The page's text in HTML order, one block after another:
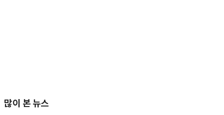
많이 본 뉴스